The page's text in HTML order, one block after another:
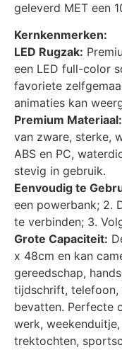
geleverd MET een
Kernkenmerken:
LED Rugzak:
een LED full-color
favoriete
animaties kan
Premium Materiaal:
van zware, sterke,
ABS en PC,
stevig in gebruik.
Eenvoudig te
een powerbank; 2.
te verbinden; 3.
Grote Capaciteit:
x 48cm en kan
gereedschap,
tijdschrift, telefoon,
bevatten. Perfecte
werk,
trektochten,